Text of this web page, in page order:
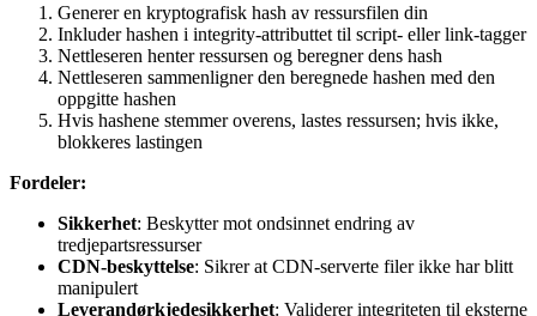
Generer en kryptografisk hash av ressursfilen din
Inkluder hashen i integrity-attributtet til script- eller link-tagger
Nettleseren henter ressursen og beregner dens hash
Nettleseren sammenligner den beregnede hashen med den
oppgitte hashen
Hvis hashene stemmer overens, lastes ressursen; hvis ikke,
blokkeres lastingen
Fordeler:
Sikkerhet: Beskytter mot ondsinnet endring av
tredjepartsressurser
CDN-beskyttelse: Sikrer at CDN-serverte filer ikke har blitt
manipulert
Leverandørkjedesikkerhet: Validerer integriteten til eksterne